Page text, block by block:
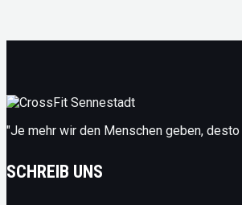
"Je mehr wir den Menschen geben,
SCHREIB UNS